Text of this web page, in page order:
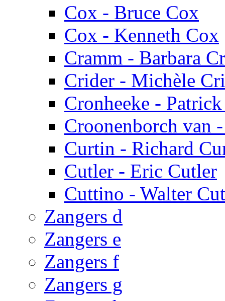
Cox - Bruce Cox
Cox - Kenneth Cox
Cramm - Barbara
Crider - Michèle
Cronheeke -
Croonenborch van
Curtin - Richard
Cutler - Eric Cutler
Cuttino - Walter
Zangers d
Zangers e
Zangers f
Zangers g